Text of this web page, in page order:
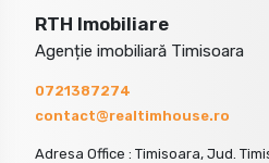
RTH Imobiliare
Agenție imobiliară Timisoara
0721387274
contact@realtimhouse.ro
Adresa Office : Timisoara, Jud.